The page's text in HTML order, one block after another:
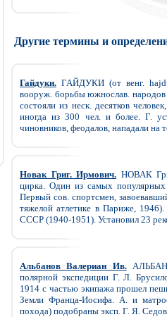
Другие термины и
Гайдуки. ГАЙДУКИ (от венг.
вооруж. борьбы южнослав. народов
состояли из неск. десятков
иногда из 300 чел. и более. Г.
чиновников, феодалов, нападали на
Новак Григ. Ирмович. НОВАК
цирка. Один из самых
Первый сов. спортсмен,
тяжелой атлетике в Париже,
СССР (1940-1951). Установил 23
Альбанов Валериан Ив.
полярной экспедиции Г. Л.
1914 с частью экипажа прошел
Земли Франца-Иосифа. А. и
похода) подобраны эксп. Г. Я.